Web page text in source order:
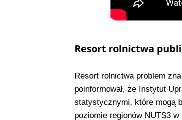
Resort rolnictwa
Resort rolnictwa problem
poinformował, że Instytut
statystycznymi, które mogą
poziomie regionów NUTS3